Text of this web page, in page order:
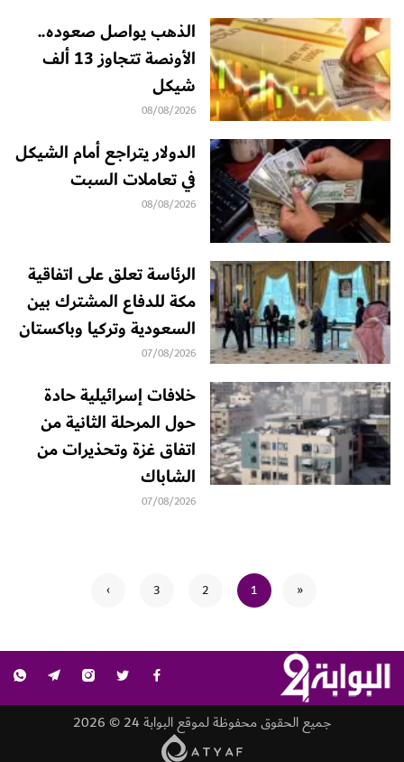
الذهب يواصل صعوده..
الأونصة تتجاوز 13 ألف
شيكل
08/08/2026
الدولار يتراجع أمام الشيكل
في تعاملات السبت
08/08/2026
الرئاسة تعلق على اتفاقية
مكة للدفاع المشترك بين
السعودية وتركيا وباكستان
07/08/2026
خلافات إسرائيلية حادة
حول المرحلة الثانية من
اتفاق غزة وتحذيرات من
الشاباك
07/08/2026
«
1
2
3
›
جميع الحقوق محفوظة لموقع البوابة 24 © 2026